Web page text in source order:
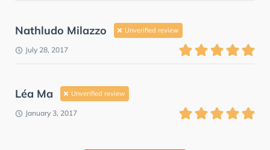
Nathludo Milazzo Unverified review
July 28, 2017
Léa Ma Unverified review
January 3, 2017